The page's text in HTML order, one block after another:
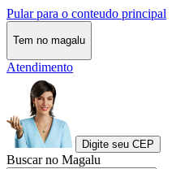
Pular para o conteudo principal
Tem no magalu
Atendimento
Digite seu CEP
Buscar no Magalu